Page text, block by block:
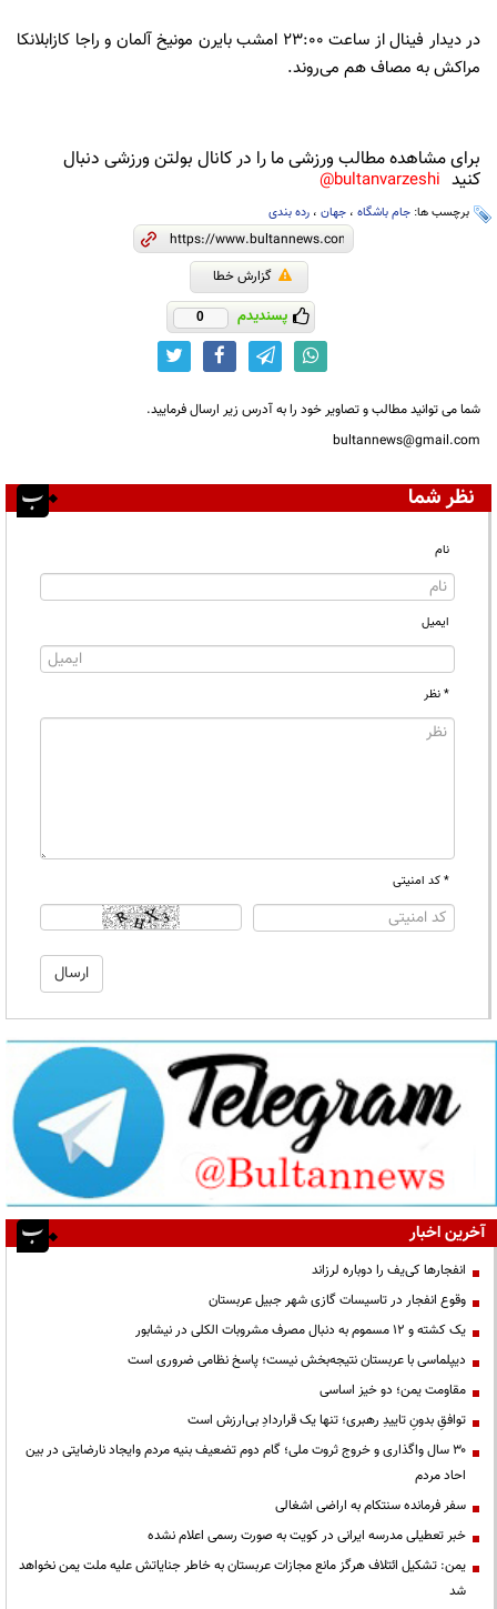
در دیدار فینال از ساعت 23:00 امشب بایرن مونیخ آلمان و راجا کازابلانکا
مراکش به مصاف هم می‌روند.
برای مشاهده مطالب ورزشی ما را در کانال بولتن ورزشی دنبال
کنید bultanvarzeshi@
برچسب ها: جام باشگاه ، جهان ، رده بندی
گزارش خطا
پسندیدم 0
شما می توانید مطالب و تصاویر خود را به آدرس زیر ارسال فرمایید.
bultannews@gmail.com
نظر شما
نام
ایمیل
* نظر
* کد امنیتی
آخرین اخبار
انفجارها کی‌یف را دوباره لرزاند
وقوع انفجار در تاسیسات گازی شهر جبیل عربستان
یک کشته و ۱۲ مسموم به دنبال مصرف مشروبات الکلی در نیشابور
دیپلماسی با عربستان نتیجه‌بخش نیست؛ پاسخ نظامی ضروری است
مقاومت یمن؛ دو خیز اساسی
توافقِ بدونِ تاییدِ رهبری؛ تنها یک قراردادِ بی‌ارزش است
۳۰ سال واگذاری و خروج ثروت ملی؛ گام دوم تضعیف بنیه مردم وایجاد نارضایتی در بین
احاد مردم
سفر فرمانده سنتکام به اراضی اشغالی
خبر تعطیلی مدرسه ایرانی در کویت به صورت رسمی اعلام نشده
یمن: تشکیل ائتلاف هرگز مانع مجازات عربستان به خاطر جنایاتش علیه ملت یمن نخواهد
شد